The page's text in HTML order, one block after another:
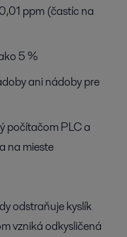
ppm (častíc na
5 %
ani nádoby pre
počítačom PLC a
na mieste
odstraňuje kyslík
vzniká odkysličená